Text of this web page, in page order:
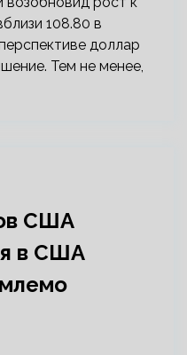
108.80 в
доллар
Тем не менее,
США
в США